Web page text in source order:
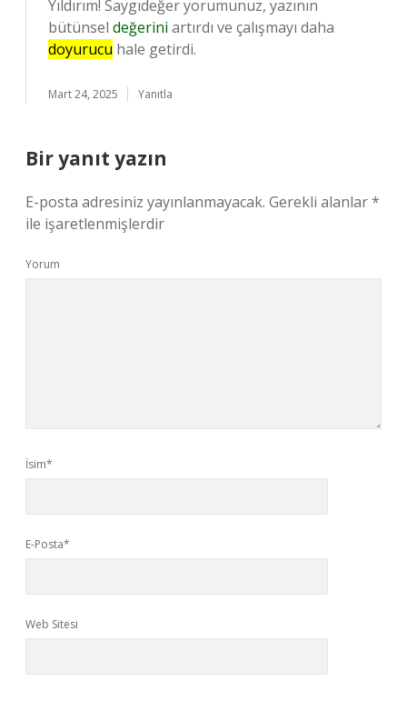
Yıldırım! Saygıdeğer yorumunuz, yazının
bütünsel değerini artırdı ve çalışmayı daha
doyurucu hale getirdi.
Mart 24, 2025 Yanıtla
Bir yanıt yazın
E-posta adresiniz yayınlanmayacak. Gerekli alanlar*
ile işaretlenmişlerdir
Yorum
İsim*
E-Posta*
Web Sitesi